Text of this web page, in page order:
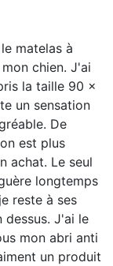
matelas à
chien. J'ai
la taille 90 x
un sensation
De
est plus
achat. Le seul
longtemps
reste à ses
dessus. J'ai le
mon abri anti
un produit